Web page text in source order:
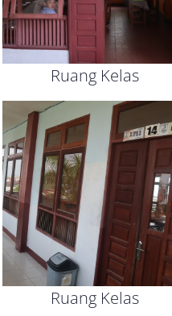
Ruang Kelas
Ruang Kelas